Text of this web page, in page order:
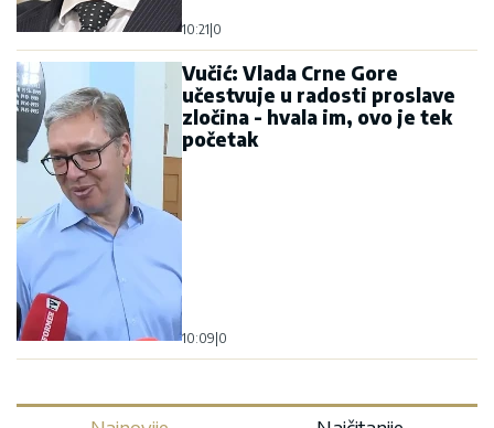
10:21 0
Vučić: Vlada Crne Gore
učestvuje u radosti proslave
zločina - hvala im, ovo je tek
početak
10:09 0